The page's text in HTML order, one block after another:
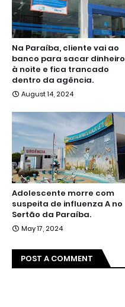
Na Paraíba, cliente vai ao
banco para sacar dinheiro
à noite e fica trancado
dentro da agência.
August 14, 2024
Adolescente morre com
suspeita de influenza A no
Sertão da Paraíba.
May 17, 2024
POST A COMMENT